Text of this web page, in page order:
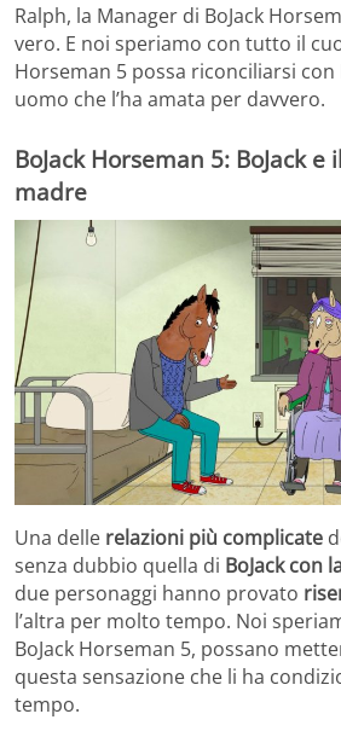
Ralph, la Manager di BoJack
vero. E noi speriamo con tutto il
Horseman 5 possa riconciliarsi con
uomo che l’ha amata per davvero.
BoJack Horseman 5: BoJack
madre
Una delle relazioni più complicate
senza dubbio quella di BoJack con
due personaggi hanno provato
l’altra per molto tempo. Noi
BoJack Horseman 5, possano
questa sensazione che li ha
tempo.